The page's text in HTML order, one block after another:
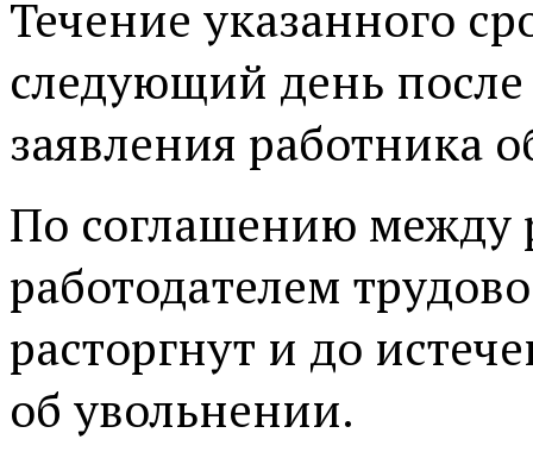
Течение указанного
следующий день
заявления работника
По соглашению между
работодателем
расторгнут и до
об увольнении.